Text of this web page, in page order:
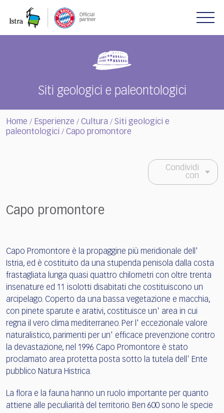
note:
Siti geologici e paleontologici
Home / Esperienze / Cultura / Siti geologici e
paleontologici / Capo promontore
Condividi
con
Capo promontore
Capo Promontore è la propaggine più meridionale dell'
Istria, ed è costituito da una stupenda penisola dalla costa
frastagliata lunga quasi quattro chilometri con oltre trenta
insenature ed 11 isolotti disabitati che costituiscono un
arcipelago. Coperto da una bassa vegetazione e macchia,
con pinete sparute e arativi, costituisce un' area in cui
regna il vero clima mediterraneo. Per l' eccezionale valore
naturalistico, parimenti per un' efficace prevenzione contro
la devastazione, nel 1996 Capo Promontore è stato
proclamato area protetta posta sotto la tutela dell' Ente
pubblico Natura Histrica.
La flora e la fauna hanno un ruolo importante per quanto
attiene alle peculiarità del territorio. Ben 600 sono le specie